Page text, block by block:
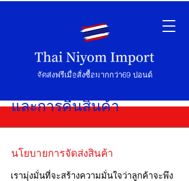
จัดส่งฟรีเมื่อสั่งซื้อมากกว่า69 ปอนด์
การจัดส่งสินค้า
และการคืนสินค้า
นโยบายการจัดส่งสินค้า
เรามุ่งมั่นที่จะสร้างความมั่นใจว่าลูกค้าจะพึง